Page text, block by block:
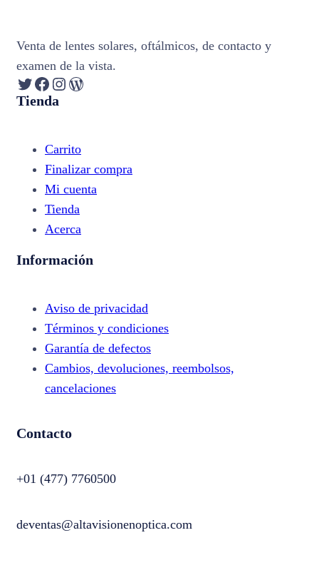
Venta de lentes solares, oftálmicos, de contacto y
examen de la vista.
Twitter Facebook Instagram WordPress
Tienda
Carrito
Finalizar compra
Mi cuenta
Tienda
Acerca
Información
Aviso de privacidad
Términos y condiciones
Garantía de defectos
Cambios, devoluciones, reembolsos,
cancelaciones
Contacto
+01 (477) 7760500
deventas@altavisionenoptica.com